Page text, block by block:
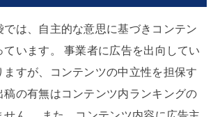
では、自主的な意思に基づきコンテン
ています。 事業者に広告を出向してい
ますが、コンテンツの中立性を担保す
稿の有無はコンテンツ内ランキングの